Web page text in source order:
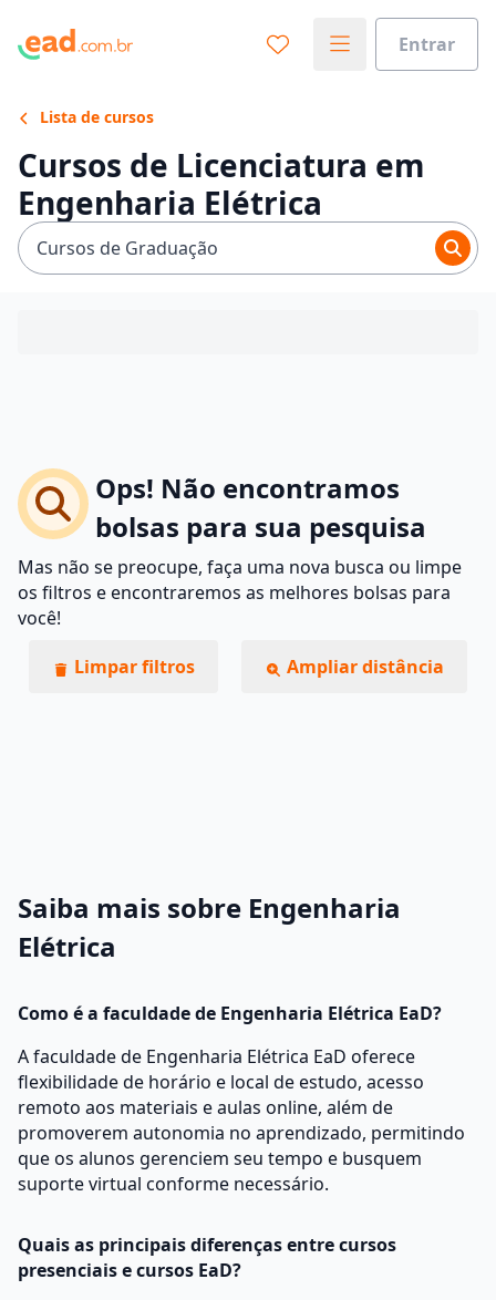
Entrar
Lista de cursos
Cursos de Licenciatura em
Engenharia Elétrica
Cursos de Graduação
Ops! Não encontramos
bolsas para sua pesquisa
Mas não se preocupe, faça uma nova busca ou limpe
os filtros e encontraremos as melhores bolsas para
você!
Limpar filtros
Ampliar distância
Saiba mais sobre Engenharia
Elétrica
Como é a faculdade de Engenharia Elétrica EaD?
A faculdade de Engenharia Elétrica EaD oferece
flexibilidade de horário e local de estudo, acesso
remoto aos materiais e aulas online, além de
promoverem autonomia no aprendizado, permitindo
que os alunos gerenciem seu tempo e busquem
suporte virtual conforme necessário.
Quais as principais diferenças entre cursos
presenciais e cursos EaD?